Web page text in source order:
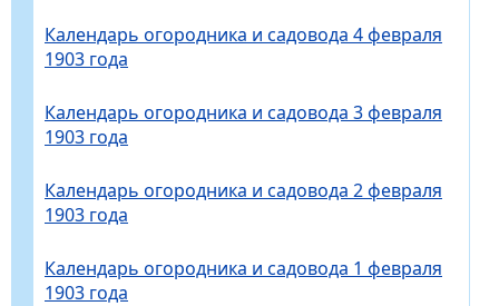
Календарь огородника и садовода 4 февраля
1903 года
Календарь огородника и садовода 3 февраля
1903 года
Календарь огородника и садовода 2 февраля
1903 года
Календарь огородника и садовода 1 февраля
1903 года